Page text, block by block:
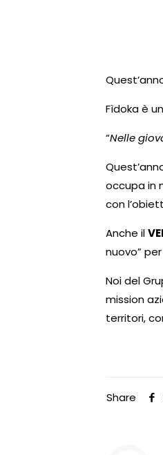
Fìdoka è
“Nelle
occupa in
con
Anche il
nuovo”
Noi del
mission
territori,
Share